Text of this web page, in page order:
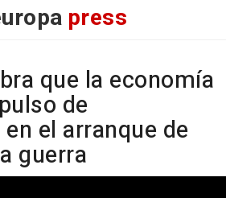
press
que la economía
de
el arranque de
guerra